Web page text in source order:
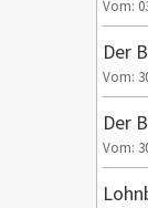
Vom:
Der
Vom:
Der
Vom: